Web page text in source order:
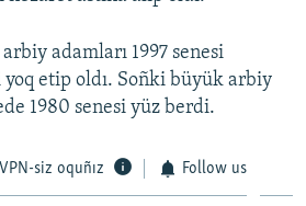
adamları 1997 senesi
yoq etip oldı. Soñki büyük arbiy
1980 senesi yüz berdi.
VPN-siz oquñız Follow us